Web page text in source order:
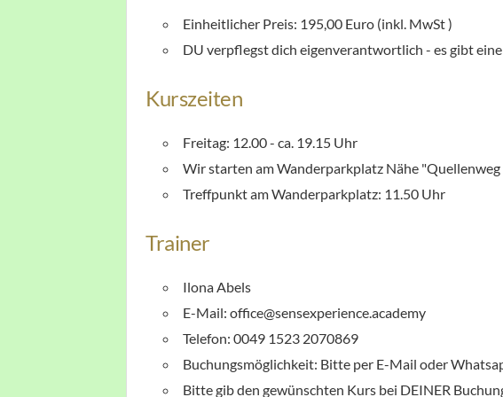
Einheitlicher Preis: 195,00 Euro (inkl. MwSt )
DU verpflegst dich eigenverantwortlich - es gibt
Kurszeiten
Freitag: 12.00 - ca. 19.15 Uhr
Wir starten am Wanderparkplatz Nähe
Treffpunkt am Wanderparkplatz: 11.50 Uhr
Trainer
Ilona Abels
E-Mail: office@sensexperience.academy
Telefon: 0049 1523 2070869
Buchungsmöglichkeit: Bitte per E-Mail oder
Bitte gib den gewünschten Kurs bei DEINER